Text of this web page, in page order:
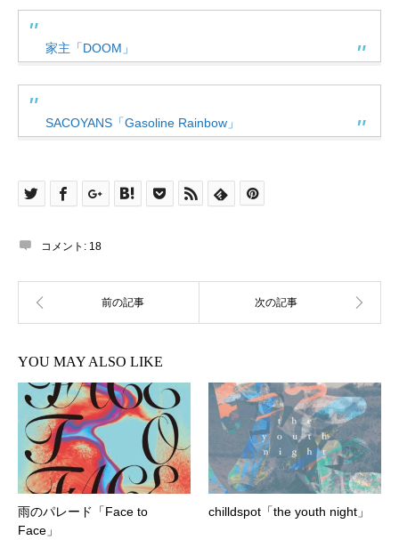
家主「DOOM」
SACOYANS「Gasoline Rainbow」
コメント: 18
YOU MAY ALSO LIKE
雨のパレード「Face to
Face」
chilldspot「the youth night」